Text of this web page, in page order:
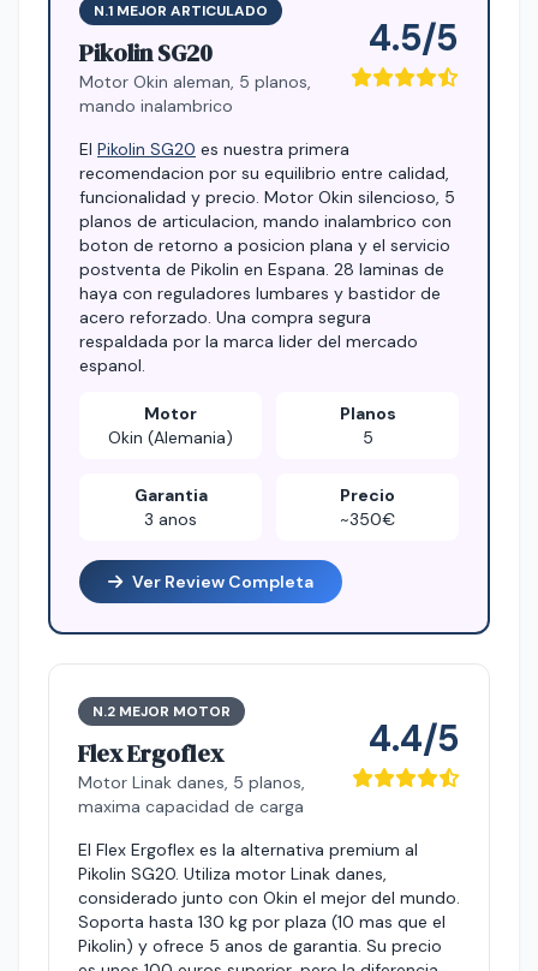
N.1 MEJOR ARTICULADO
Pikolin SG20
Motor Okin aleman, 5 planos,
mando inalambrico
4.5/5
El Pikolin SG20 es nuestra primera
recomendacion por su equilibrio entre calidad,
funcionalidad y precio. Motor Okin silencioso, 5
planos de articulacion, mando inalambrico con
boton de retorno a posicion plana y el servicio
postventa de Pikolin en Espana. 28 laminas de
haya con reguladores lumbares y bastidor de
acero reforzado. Una compra segura
respaldada por la marca lider del mercado
espanol.
Motor
Okin (Alemania)
Planos
5
Garantia
3 anos
Precio
~350€
Ver Review Completa
N.2 MEJOR MOTOR
Flex Ergoflex
Motor Linak danes, 5 planos,
maxima capacidad de carga
4.4/5
El Flex Ergoflex es la alternativa premium al
Pikolin SG20. Utiliza motor Linak danes,
considerado junto con Okin el mejor del mundo.
Soporta hasta 130 kg por plaza (10 mas que el
Pikolin) y ofrece 5 anos de garantia. Su precio